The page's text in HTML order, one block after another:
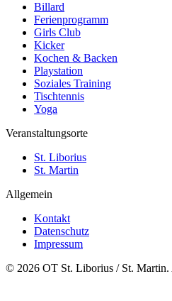
Billard
Ferienprogramm
Girls Club
Kicker
Kochen & Backen
Playstation
Soziales Training
Tischtennis
Yoga
Veranstaltungsorte
St. Liborius
St. Martin
Allgemein
Kontakt
Datenschutz
Impressum
© 2026 OT St. Liborius / St. Martin.